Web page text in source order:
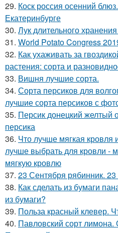
29. Коск россия осенний
Екатеринбурге
30. Лук длительного
31. World Potato Congress
32. Как ухаживать за
растения: сорта и
33. Вишня лучшие сорта.
34. Сорта персиков для
лучшие сорта персиков с
35. Персик донецкий желтый
персика
36. Что лучше мягкая кровля
лучше выбрать для кровли -
мягкую кровлю
37. 23 Сентября рябинник.
38. Как сделать из бумаги
из бумаги?
39. Польза красный клевер.
40. Павловский сорт